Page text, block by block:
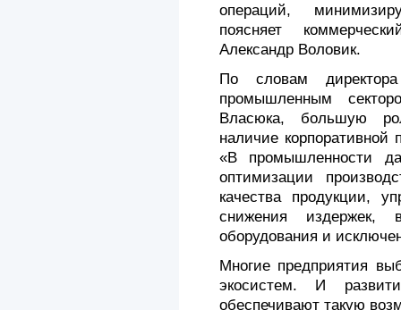
операций,
поясняет
Александр Воловик.
По словам
промышленным
Власюка, большую
наличие
«В промышленности
оптимизации
качества продукции,
снижения издержек,
оборудования и
Многие предприятия
экосистем. И
обеспечивают такую